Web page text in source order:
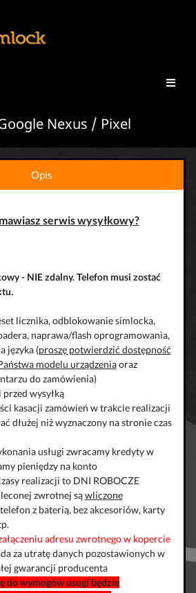
Nexus / Pixel
Opis
serwis wysyłkowy?
- NIE zdalny. Telefon musi zostać
licznika, odblokowanie simlocka,
naprawa/flash oprogramowania,
języka (proszę potwierdzić dostępność
modelu urządzeniaoraz
do zamówienia)
wysyłką
kasacji zamówień w trakcie realizacji
dłużej niż wyznaczony na stronie czas
usługi zwracamy kredyty w
pieniędzy na konto
realizacji to DNI ROBOCZE
zwrotnej sąwliczone
z baterią, bez akcesoriów, karty
adresu zwrotnego w kopercie
za utratę danych pozostawionych w
gwarancji producenta
do wymogów usugi będzie